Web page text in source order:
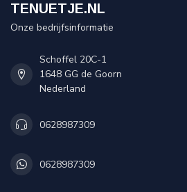
TENUETJE.NL
Onze bedrijfsinformatie
Schoffel 20C-1
1648 GG de Goorn
Nederland
0628987309
0628987309